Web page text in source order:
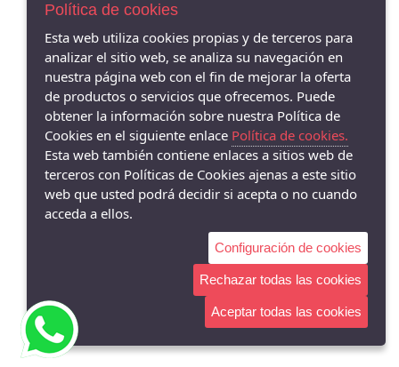
MENBUR
ARGENTA
CLARA RUBIO
CALLAGHAN
AURELIAS
DRUCKER
GAIMO
PIESANTO
ARA
24 Hrs
WESTLAND
AVISO LEGAL
POLÍTICA DE COOKIES
ENVÍOS Y DEVOLUCIONES
PAGO SEGURO
Política de cookies
Esta web utiliza cookies propias y de terceros para
analizar el sitio web, se analiza su navegación en
nuestra página web con el fin de mejorar la oferta
de productos o servicios que ofrecemos. Puede
obtener la información sobre nuestra Política de
Cookies en el siguiente enlace Política de cookies.
Esta web también contiene enlaces a sitios web de
terceros con Políticas de Cookies ajenas a este sitio
web que usted podrá decidir si acepta o no cuando
acceda a ellos.
Configuración de cookies
Rechazar todas las cookies
Aceptar todas las cookies